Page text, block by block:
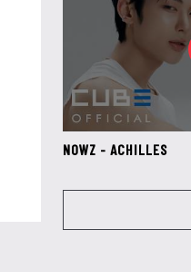
NOWZ - ACHILLES